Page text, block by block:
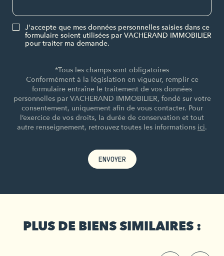
J'accepte que mes données personnelles saisies dans ce
formulaire soient utilisées par VACHERAND IMMOBILIER
pour traiter ma demande.
*Tous les champs sont obligatoires
Conformément à la législation en vigueur, remplir ce
formulaire entraîne le traitement de vos données
personnelles par VACHERAND IMMOBILIER, fondé sur votre
consentement, uniquement afin de vous contacter. Pour
l’exercice de vos droits, la durée de conservation et tout
autre renseignement, retrouvez toutes les informations ici.
ENVOYER
PLUS DE BIENS SIMILAIRES :